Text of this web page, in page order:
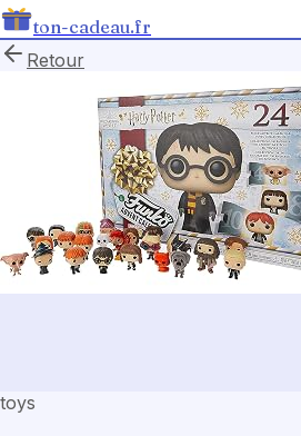
ton-cadeau.fr
Retour
toys